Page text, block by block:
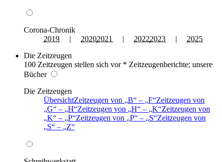
Corona-Chronik
2019 | 20202021 | 20222023 | 2025
Die Zeitzeugen
100 Zeitzeugen stellen sich vor * Zeitzeugenberichte; unsere
Bücher
Die Zeitzeugen
ÜbersichtZeitzeugen von B – F Zeitzeugen von
G
– H Zeitzeugen von H – K Zeitzeugen von
K
– P Zeitzeugen von P – S Zeitzeugen von
S
– Z